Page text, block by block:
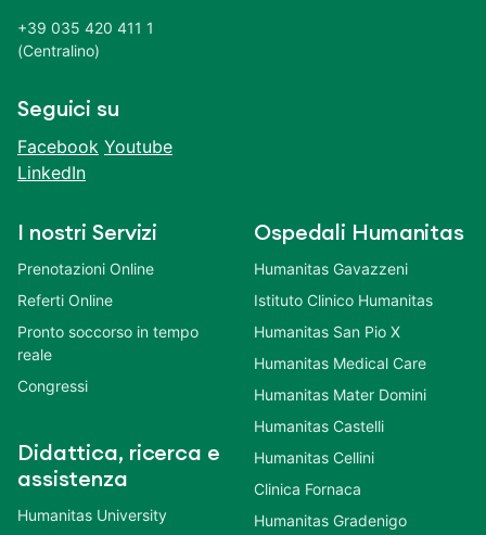
+39 035 420 411 1
(Centralino)
Seguici su
Facebook Youtube
LinkedIn
I nostri Servizi
Prenotazioni Online
Referti Online
Pronto soccorso in tempo
reale
Congressi
Didattica, ricerca e
assistenza
Humanitas University
Ospedali Humanitas
Humanitas Gavazzeni
Istituto Clinico Humanitas
Humanitas San Pio X
Humanitas Medical Care
Humanitas Mater Domini
Humanitas Castelli
Humanitas Cellini
Clinica Fornaca
Humanitas Gradenigo